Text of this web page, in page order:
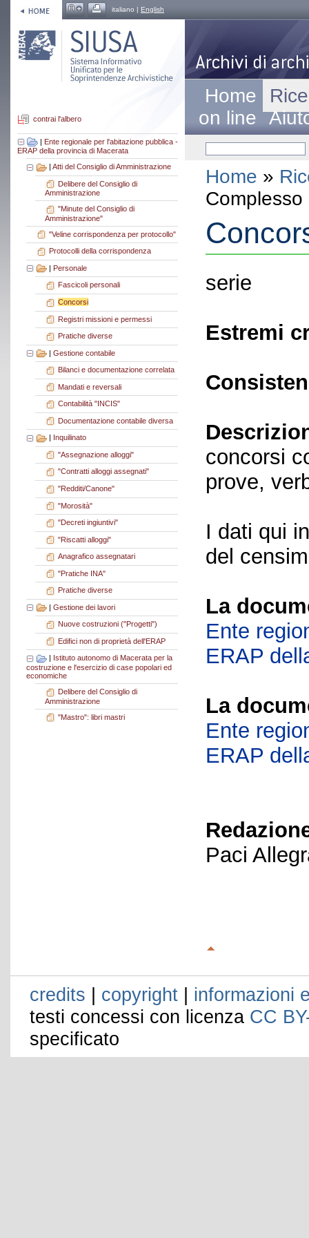
italiano | English
contrai l'albero
| Ente regionale per l'abitazione pubblica -
ERAP della provincia di Macerata
| Atti del Consiglio di Amministrazione
Delibere del Consiglio di
Amministrazione
"Minute del Consiglio di
Amministrazione"
"Veline corrispondenza per protocollo"
Protocolli della corrispondenza
| Personale
Fascicoli personali
Concorsi
Registri missioni e permessi
Pratiche diverse
| Gestione contabile
Bilanci e documentazione correlata
Mandati e reversali
Contabilità "INCIS"
Documentazione contabile diversa
Inquilinato
"Assegnazione alloggi"
"Contratti alloggi assegnati"
"Redditi/Canone"
"Morosità"
"Decreti ingiuntivi"
"Riscatti alloggi"
Anagrafico assegnatari
"Pratiche INA"
Pratiche diverse
| Gestione dei lavori
Nuove costruzioni ("Progetti")
Edifici non di proprietà dell'ERAP
Istituto autonomo di Macerata per la
costruzione e l'esercizio di case popolari ed
economiche
Delibere del Consiglio di
Amministrazione
"Mastro": libri mastri
Home
on line
Home »
serie
Estremi
concorsi
prove,
I dati qui
del
La
Ente
ERAP
La
Ente
ERAP
Paci
credits | copyright | informazioni
testi concessi con licenza CC
specificato